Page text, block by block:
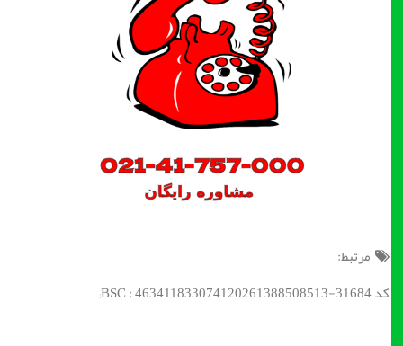
مرتبط:
کد BSC : 463411833074120261388508513-31684;